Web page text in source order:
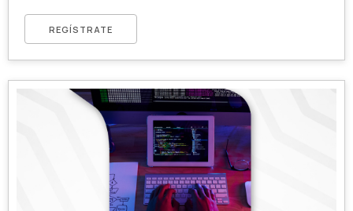
REGÍSTRATE